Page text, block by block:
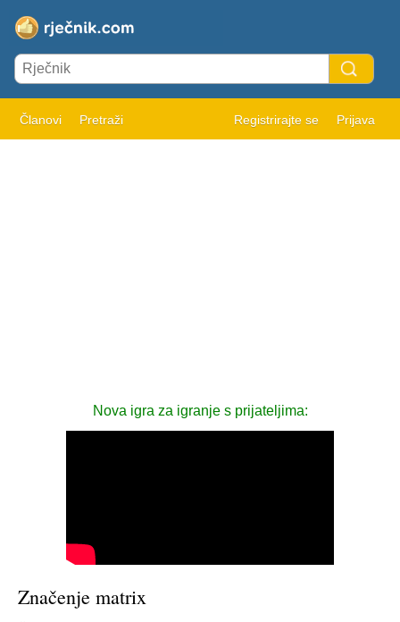
Članovi Pretraži Registrirajte se Prijava
Nova igra za igranje s prijateljima:
Značenje matrix